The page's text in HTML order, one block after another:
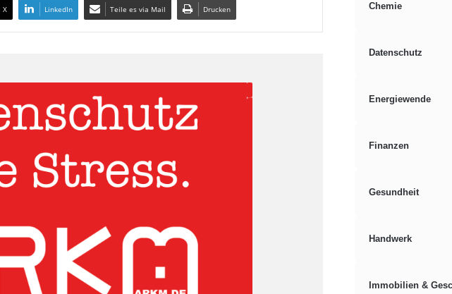
X LinkedIn Teile es via Mail Drucken Chemie
Datenschutz
Energiewende
Finanzen
Gesundheit
Handwerk
Immobilien &